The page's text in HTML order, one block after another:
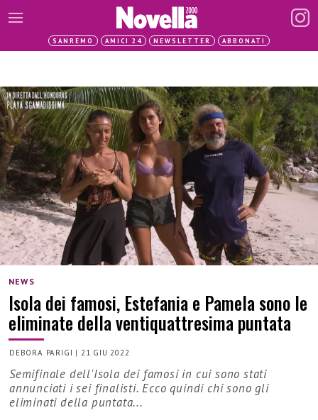
SANREMO AMICI 24 NEWSLETTER ABBONATI
NEWS
Isola dei famosi, Estefania e Pamela sono le
eliminate della ventiquattresima puntata
DEBORA PARIGI | 21 GIU 2022
Semifinale dell'Isola dei famosi in cui sono stati
annunciati i sei finalisti. Ecco quindi chi sono gli
eliminati della puntata...